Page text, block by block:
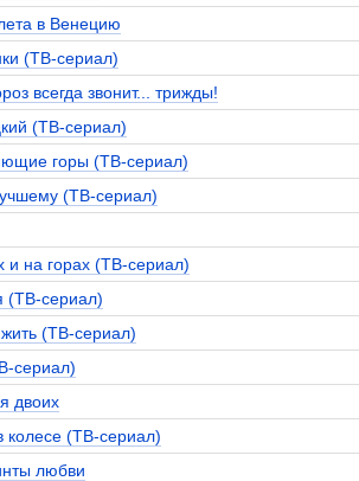
в Венецию
(ТВ-сериал)
всегда звонит... трижды!
(ТВ-сериал)
горы (ТВ-сериал)
(ТВ-сериал)
и на горах (ТВ-сериал)
(ТВ-сериал)
(ТВ-сериал)
сериал)
двоих
колесе (ТВ-сериал)
любви